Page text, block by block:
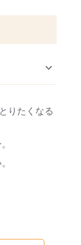
りたくなる